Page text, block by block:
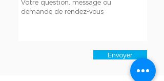
Envoyer